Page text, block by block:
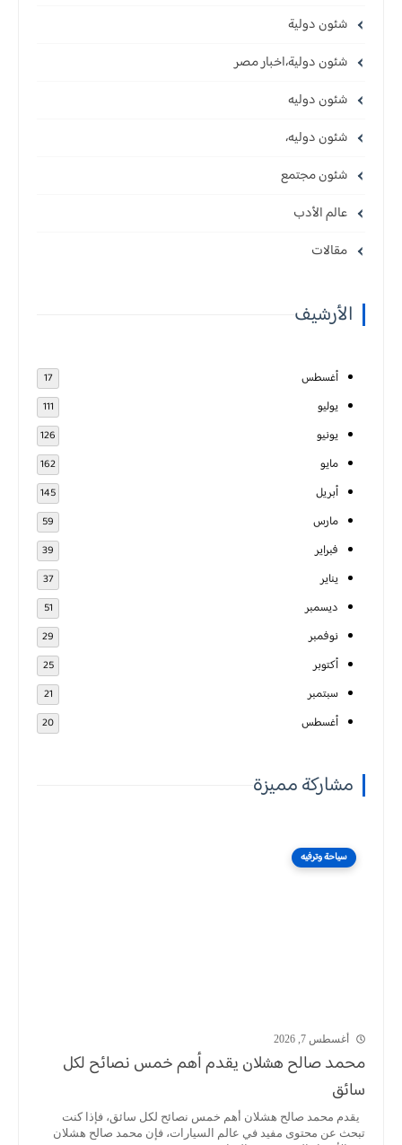
شئون دولية
شئون دولية،اخبار مصر
شئون دوليه
شئون دوليه،
شئون مجتمع
عالم الأدب
مقالات
الأرشيف
أغسطس 17
يوليو 111
يونيو 126
مايو 162
أبريل 145
مارس 59
فبراير 39
يناير 37
ديسمبر 51
نوفمبر 29
أكتوبر 25
سبتمبر 21
أغسطس 20
مشاركة مميزة
سياحة وترفيه
أغسطس 7, 2026
محمد صالح هشلان يقدم أهم خمس نصائح لكل
سائق
يقدم محمد صالح هشلان أهم خمس نصائح لكل سائق، فإذا كنت
تبحث عن محتوى مفيد في عالم السيارات، فإن محمد صالح هشلان